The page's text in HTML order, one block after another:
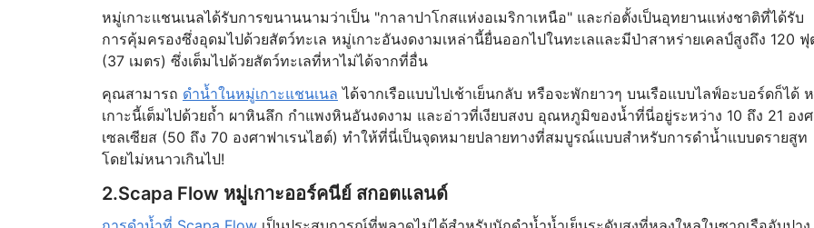
หมู่เกาะแชนเนลได้รับการขนานนามว่าเป็น "กาลาปาโกสแห่งอเมริกาเหนือ" และก่อตั้งเป็นอุทยานแห่งชาติที่ได้รับ
การคุ้มครองซึ่งอุดมไปด้วยสัตว์ทะเล หมู่เกาะอันงดงามเหล่านี้ยื่นออกไปในทะเลและมีป่าสาหร่ายเคลป์สูงถึง 120 ฟุ
(37 เมตร) ซึ่งเต็มไปด้วยสัตว์ทะเลที่หาไม่ได้จากที่อื่น
คุณสามารถ ดำน้ำในหมู่เกาะแชนเนล ได้จากเรือแบบไปเช้าเย็นกลับ หรือจะพักยาวๆ บนเรือแบบไลฟ์อะบอร์ดก็ได้
เกาะนี้เต็มไปด้วยถ้ำ ผาหินลึก กำแพงหินอันงดงาม และอ่าวที่เงียบสงบ อุณหภูมิของน้ำที่นี่อยู่ระหว่าง 10 ถึง 21 อง
เซลเซียส (50 ถึง 70 องศาฟาเรนไฮต์) ทำให้ที่นี่เป็นจุดหมายปลายทางที่สมบูรณ์แบบสำหรับการดำน้ำแบบดรายสูท
โดยไม่หนาวเกินไป!
2.Scapa Flow หมู่เกาะออร์คนีย์ สกอตแลนด์